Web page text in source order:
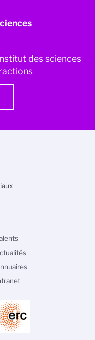
des sciences